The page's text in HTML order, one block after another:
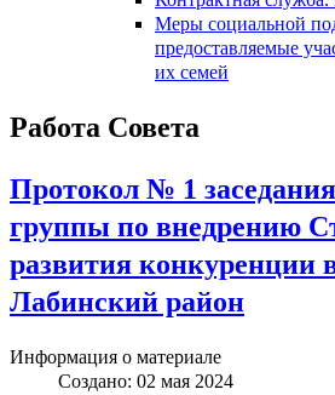
Меры социальной
предоставляемые
их семей
Работа Совета
Протокол № 1
группы по внедрению
развития
Лабинский район
Информация о материале
Создано: 02 мая 2024